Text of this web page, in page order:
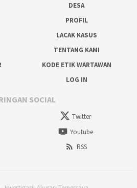
DESA
PROFIL
LACAK KASUS
TENTANG KAMI
KODE ETIK WARTAWAN
LOG IN
SOCIAL
Twitter
Youtube
RSS